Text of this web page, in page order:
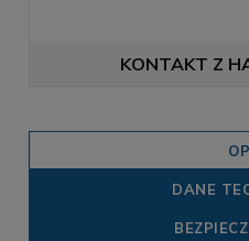
KONTAKT Z
DANE